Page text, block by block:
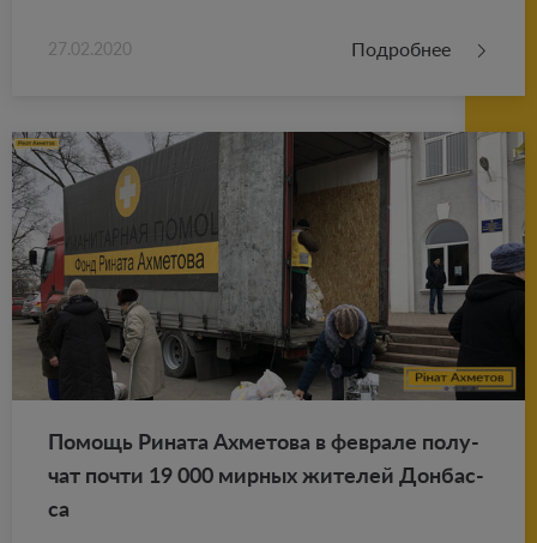
27.02.2020 Подробнее
По­мощь Ри­на­та Ах­ме­то­ва в фев­ра­ле по­лу­
чат почти 19 000 мир­ных жи­те­лей Дон­бас­
са